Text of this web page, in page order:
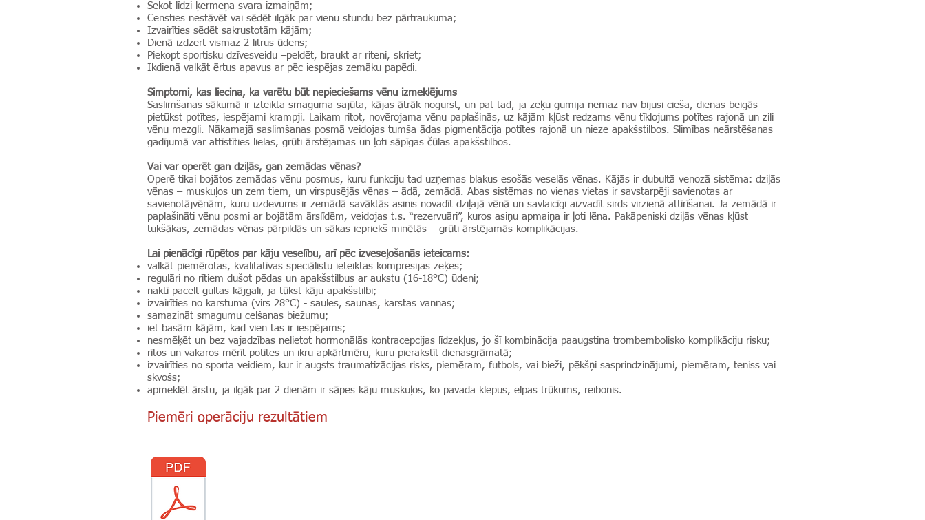
Sekot līdzi ķermeņa svara izmaiņām;
Censties nestāvēt vai sēdēt ilgāk par vienu stundu bez pārtraukuma;
Izvairīties sēdēt sakrustotām kājām;
Dienā izdzert vismaz 2 litrus ūdens;
Piekopt sportisku dzīvesveidu –peldēt, braukt ar riteni, skriet;
Ikdienā valkāt ērtus apavus ar pēc iespējas zemāku papēdi.
Simptomi, kas liecina, ka varētu būt nepieciešams vēnu izmeklējums
Saslimšanas sākumā ir izteikta smaguma sajūta, kājas ātrāk nogurst, un pat tad, ja zeķu gumija nemaz nav bijusi cieša, dienas beigās
pietūkst potītes, iespējami krampji. Laikam ritot, novērojama vēnu paplašinās, uz kājām kļūst redzams vēnu tīklojums potītes rajonā un zili
vēnu mezgli. Nākamajā saslimšanas posmā veidojas tumša ādas pigmentācija potītes rajonā un nieze apakšstilbos. Slimības neārstēšanas
gadījumā var attīstīties lielas, grūti ārstējamas un ļoti sāpīgas čūlas apakšstilbos.
Vai var operēt gan dziļās, gan zemādas vēnas?
Operē tikai bojātos zemādas vēnu posmus, kuru funkciju tad uzņemas blakus esošās veselās vēnas. Kājās ir dubultā venozā sistēma: dziļās
vēnas – muskuļos un zem tiem, un virspusējās vēnas – ādā, zemādā. Abas sistēmas no vienas vietas ir savstarpēji savienotas ar
savienotājvēnām, kuru uzdevums ir zemādā savāktās asinis novadīt dziļajā vēnā un savlaicīgi aizvadīt sirds virzienā attīrīšanai. Ja zemādā ir
paplašināti vēnu posmi ar bojātām ārslīdēm, veidojas t.s. “rezervuāri”, kuros asiņu apmaiņa ir ļoti lēna. Pakāpeniski dziļās vēnas kļūst
tukšākas, zemādas vēnas pārpildās un sākas iepriekš minētās – grūti ārstējamās komplikācijas.
Lai pienācīgi rūpētos par kāju veselību, arī pēc izveseļošanās ieteicams:
valkāt piemērotas, kvalitatīvas speciālistu ieteiktas kompresijas zeķes;
regulāri no rītiem dušot pēdas un apakšstilbus ar aukstu (16-18°C) ūdeni;
naktī pacelt gultas kājgali, ja tūkst kāju apakšstilbi;
izvairīties no karstuma (virs 28°C) - saules, saunas, karstas vannas;
samazināt smagumu celšanas biežumu;
iet basām kājām, kad vien tas ir iespējams;
nesmēķēt un bez vajadzības nelietot hormonālās kontracepcijas līdzekļus, jo šī kombinācija paaugstina trombembolisko komplikāciju risku;
rītos un vakaros mērīt potītes un ikru apkārtmēru, kuru pierakstīt dienasgrāmatā;
izvairīties no sporta veidiem, kur ir augsts traumatizācijas risks, piemēram, futbols, vai bieži, pēkšņi sasprindzinājumi, piemēram, teniss vai
skvošs;
apmeklēt ārstu, ja ilgāk par 2 dienām ir sāpes kāju muskuļos, ko pavada klepus, elpas trūkums, reibonis.
Piemēri operāciju rezultātiem